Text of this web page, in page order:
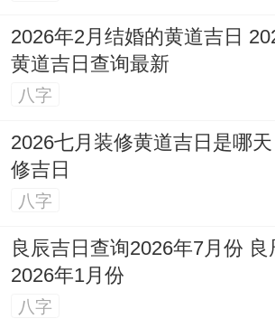
间的马叔发明了“传声筒游戏
亲把对彼此的要求写在纸上交
夜饭引发的矛盾。记住“家不是
方”这句话；某位调解了兄弟
健康管理的适用锦囊 只有通过
今年要更加关注慢性病.有位
2026年2月结婚的黄道吉日
黄道吉日查询最新
八字
2026七月装修黄道吉日是哪
修吉日
八字
良辰吉日查询2026年7月份 良
2026年1月份
八字